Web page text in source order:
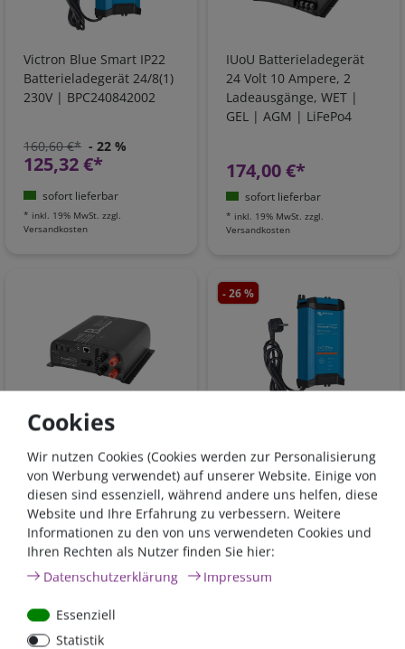
Victron Blue Smart IP22
Batterieladegerät 24/8(1)
230V | BPC240842002
160,60 €* - 22 %
125,32 €*
sofort lieferbar
* inkl. 19% MwSt. zzgl.
Versandkosten
IUoU Batterieladegerät
24 Volt 10 Ampere, 2
Ladeausgänge, WET |
GEL | AGM | LiFePo4
174,00 €*
sofort lieferbar
* inkl. 19% MwSt. zzgl.
Versandkosten
IUoU Batterieladegerät
24 Volt 15 Ampere mit 2
Ladeausgängen, WET |
GEL | AGM
279,00 €*
inkl. 19% MwSt.zzgl.
- 26 %
Batterieladegerät
24/16(1) 230V |
BPC241647002
203,60 €* - 26 %
150,79 €*
*inkl. 19% MwSt.
Cookies
Wir nutzen Cookies (Cookies werden zur Personalisierung
von Werbung verwendet) auf unserer Website. Einige von
diesen sind essenziell, während andere uns helfen, diese
Website und Ihre Erfahrung zu verbessern. Weitere
Informationen zu den von uns verwendeten Cookies und
Ihren Rechten als Nutzer finden Sie hier:
Daten­schutz­erklärung
Impressum
Essenziell
Statistik